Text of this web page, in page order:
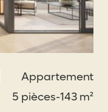
Appartement
5 pièces-143 m²